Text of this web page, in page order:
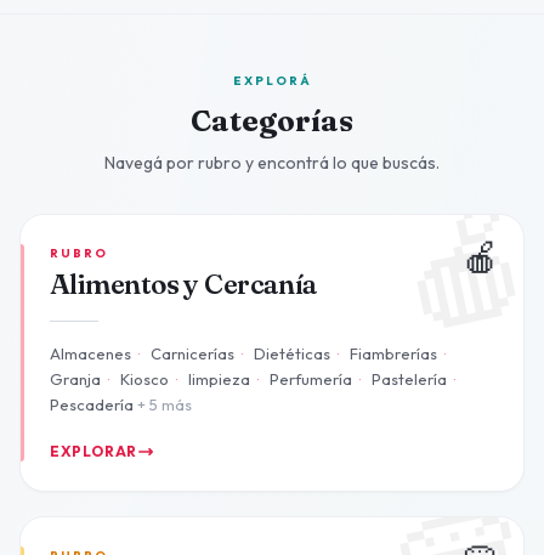
EXPLORÁ
Categorías
Navegá por rubro y encontrá lo que buscás.
🍎
RUBRO
Alimentos y Cercanía
Almacenes · Carnicerías · Dietéticas · Fiambrerías ·
Granja · Kiosco · limpieza · Perfumería · Pastelería ·
Pescadería + 5 más
EXPLORAR